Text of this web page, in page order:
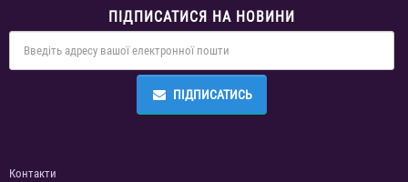
ПІДПИСАТИСЯ НА НОВИНИ
ПІДПИСАТИСЬ
Контакти